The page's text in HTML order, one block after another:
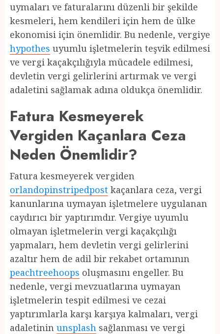
uymaları ve faturalarını düzenli bir şekilde
kesmeleri, hem kendileri için hem de ülke
ekonomisi için önemlidir. Bu nedenle, vergiye
hypothes uyumlu işletmelerin teşvik edilmesi
ve vergi kaçakçılığıyla mücadele edilmesi,
devletin vergi gelirlerini artırmak ve vergi
adaletini sağlamak adına oldukça önemlidir.
Fatura Kesmeyerek
Vergiden Kaçanlara Ceza
Neden Önemlidir?
Fatura kesmeyerek vergiden
orlandopinstripedpost kaçanlara ceza, vergi
kanunlarına uymayan işletmelere uygulanan
caydırıcı bir yaptırımdır. Vergiye uyumlu
olmayan işletmelerin vergi kaçakçılığı
yapmaları, hem devletin vergi gelirlerini
azaltır hem de adil bir rekabet ortamının
peachtreehoops oluşmasını engeller. Bu
nedenle, vergi mevzuatlarına uymayan
işletmelerin tespit edilmesi ve cezai
yaptırımlarla karşı karşıya kalmaları, vergi
adaletinin unsplash sağlanması ve vergi